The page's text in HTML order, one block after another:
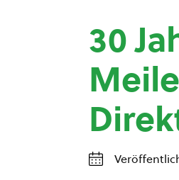
30